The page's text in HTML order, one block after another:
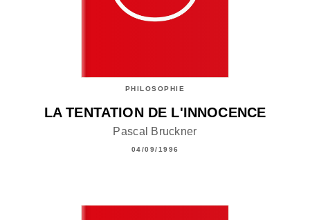
PHILOSOPHIE
LA TENTATION DE L'INNOCENCE
Pascal Bruckner
04/09/1996